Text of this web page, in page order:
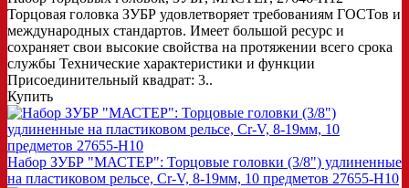
Торцовая головка ЗУБР удовлетворяет требованиям ГОСТов и
международных стандартов. Имеет большой ресурс и
сохраняет свои высокие свойства на протяжении всего срока
службы Технические характеристики и функции
Присоединительный квадрат: 3..
Купить
Набор ЗУБР "МАСТЕР": Торцовые головки (3/8") удлиненные
на пластиковом рельсе, Cr-V, 8-19мм, 10 предметов 27655-H10